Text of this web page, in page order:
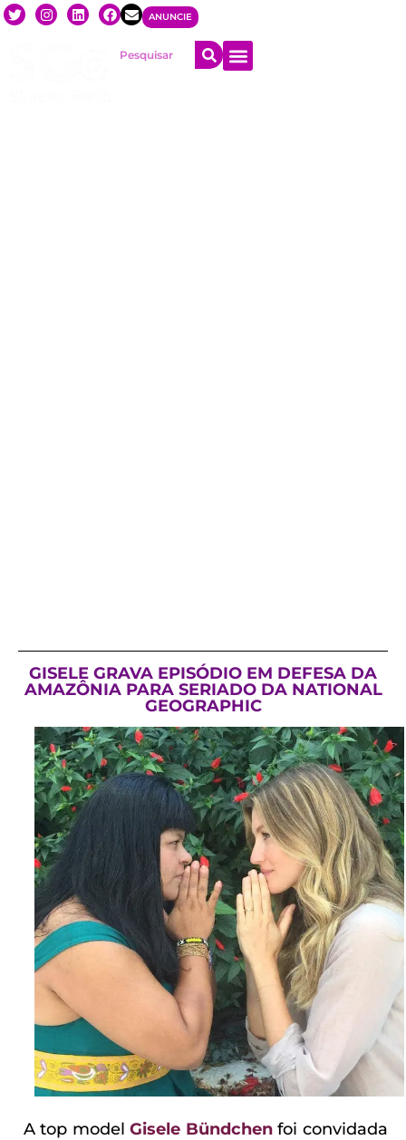
ANUNCIE
GISELE GRAVA EPISÓDIO EM DEFESA DA
AMAZÔNIA PARA SERIADO DA NATIONAL
GEOGRAPHIC
A top modelGisele Bündchenfoi convidada